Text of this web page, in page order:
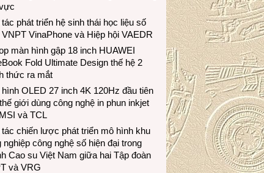
phát triển hệ sinh thái học liệu số
VinaPhone và Hiệp hội VAEDR
màn hình gập 18 inch HUAWEI
Fold Ultimate Design thế hệ 2
thức ra mắt
hình OLED 27 inch 4K 120Hz đầu tiên
giới dùng công nghệ in phun inkjet
và TCL
chiến lược phát triển mô hình khu
nghiệp công nghệ số hiện đại trong
Cao su Việt Nam giữa hai Tập đoàn
và VRG